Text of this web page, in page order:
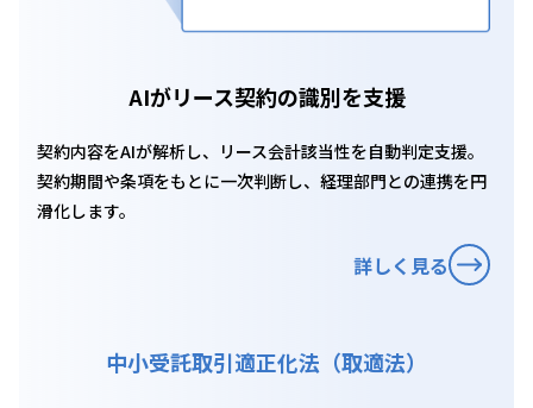
AIがリース契約の識別を支援
契約内容をAIが解析し、リース会計該当性を自動判定支援。
契約期間や条項をもとに一次判断し、経理部門との連携を円
滑化します。
詳しく見る
中小受託取引適正化法（取適法）